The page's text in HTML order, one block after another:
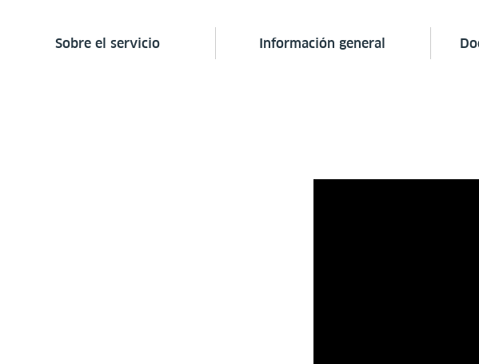
Sobre el servicio Información general